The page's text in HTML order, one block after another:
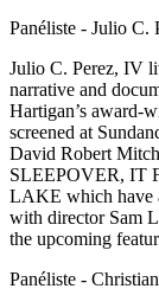
Panéliste - Julio C.
Julio C. Perez, IV
narrative and
Hartigan’s
screened at
David Robert
SLEEPOVER, IT
LAKE which have
with director Sam
the upcoming
Panéliste -